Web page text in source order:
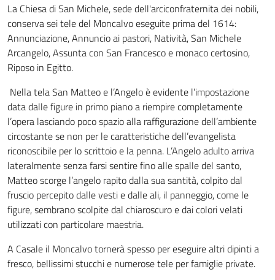
La Chiesa di San Michele, sede dell'arciconfraternita dei nobili,
conserva sei tele del Moncalvo eseguite prima del 1614:
Annunciazione, Annuncio ai pastori, Natività, San Michele
Arcangelo, Assunta con San Francesco e monaco certosino,
Riposo in Egitto.
Nella tela San Matteo e l’Angelo è evidente l’impostazione
data dalle figure in primo piano a riempire completamente
l’opera lasciando poco spazio alla raffigurazione dell’ambiente
circostante se non per le caratteristiche dell’evangelista
riconoscibile per lo scrittoio e la penna. L’Angelo adulto arriva
lateralmente senza farsi sentire fino alle spalle del santo,
Matteo scorge l’angelo rapito dalla sua santità, colpito dal
fruscio percepito dalle vesti e dalle ali, il panneggio, come le
figure, sembrano scolpite dal chiaroscuro e dai colori velati
utilizzati con particolare maestria.
A Casale il Moncalvo tornerà spesso per eseguire altri dipinti a
fresco, bellissimi stucchi e numerose tele per famiglie private.